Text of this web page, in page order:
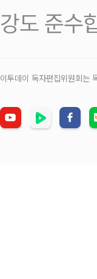
강도 준수
이투데이 독자편집위원회는